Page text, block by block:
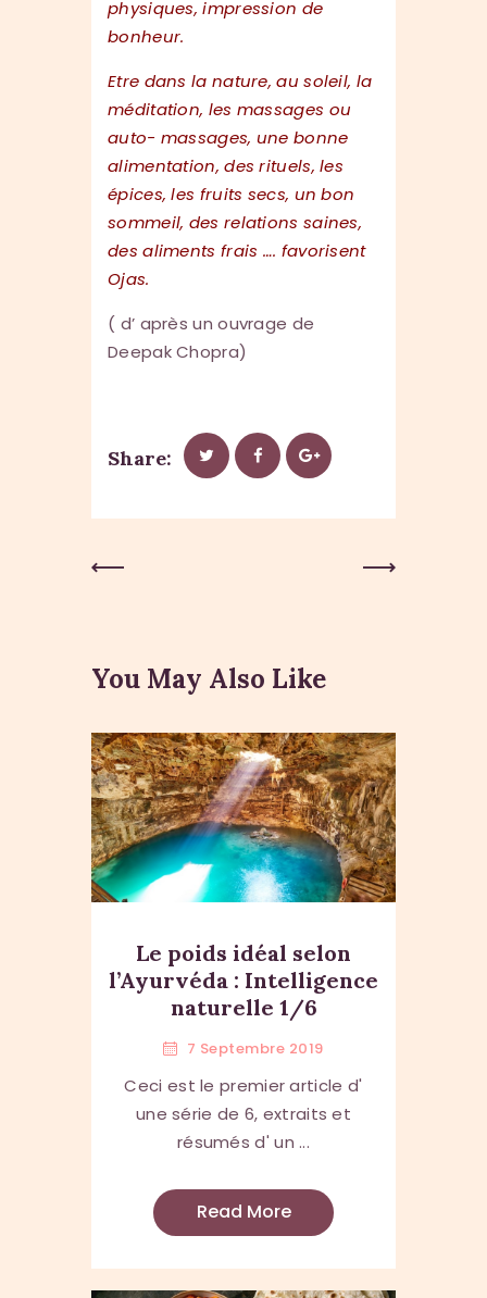
physiques, impression de
bonheur.
Etre dans la nature, au soleil, la
méditation, les massages ou
auto- massages, une bonne
alimentation, des rituels, les
épices, les fruits secs, un bon
sommeil, des relations saines,
des aliments frais …. favorisent
Ojas.
( d’ après un ouvrage de
Deepak Chopra)
Share:
You May Also Like
Le poids idéal selon
l’Ayurvéda : Intelligence
naturelle 1/6
7 Septembre 2019
Ceci est le premier article d'
une série de 6, extraits et
résumés d' un ...
Read More